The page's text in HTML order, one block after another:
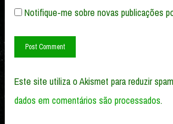
Notifique-me sobre novas publicações
Este site utiliza o Akismet para reduzir
dados em comentários são processados.